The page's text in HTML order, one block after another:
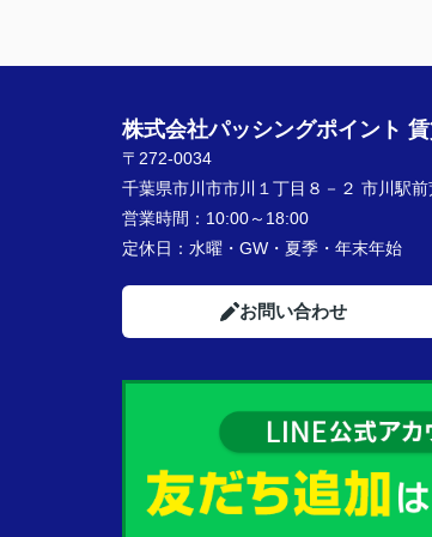
株式会社パッシングポイント
〒272-0034
千葉県市川市市川１丁目８－２ 市川駅
営業時間： 10:00～18:00
定休日： 水曜・GW・夏季・年末年始
お問い合わせ